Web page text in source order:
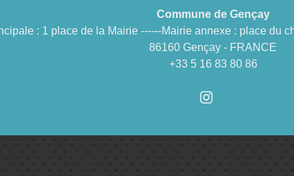
Commune de Gençay
: 1 place de la Mairie ------Mairie annexe : place du
86160 Gençay - FRANCE
+33 5 16 83 80 86